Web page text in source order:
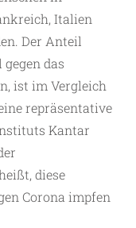
Italien
Der Anteil
das
ist im Vergleich
repräsentative
Kantar
diese
Corona impfen